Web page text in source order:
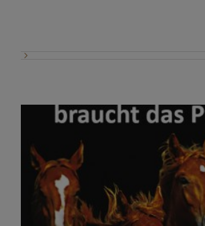
„Die Gesellschaft braucht